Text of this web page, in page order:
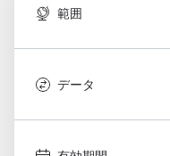
範囲
データ